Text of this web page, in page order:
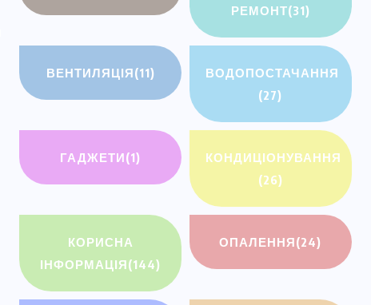
РЕМОНТ(31)
ВЕНТИЛЯЦІЯ(11)
ВОДОПОСТАЧАННЯ
(27)
ГАДЖЕТИ(1)
КОНДИЦІОНУВАННЯ
(26)
КОРИСНА
ІНФОРМАЦІЯ(144)
ОПАЛЕННЯ(24)